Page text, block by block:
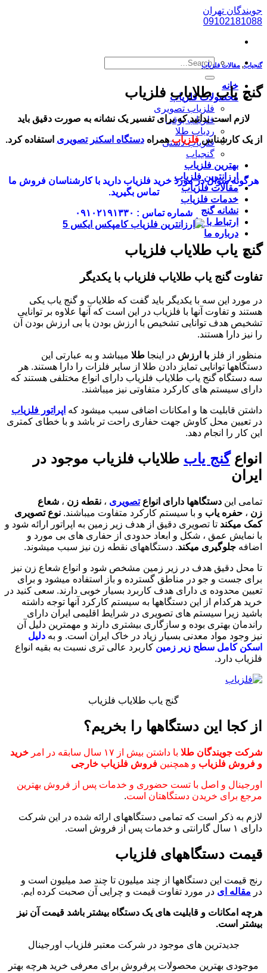
پرش
به
جویندگان تهران
09102181088
خانه
محصولات فلزیاب
فلزیاب تصویری
فلزیاب بوقی
ردیاب طلا
فلزیاب دستی
گنجیاب
بهترین فلزیاب
ارزانترین فلزیاب
مقالات فلزیاب
خدمات فلزیاب
نشانه گنج
ارتباط با ما
درباره ما
گنجیاب, مقالات فلزیاب
گنج یاب طلایاب فلزیاب
لازم است بدانید که برای تفسیر یک نشانه به صورت دقیق باید
از یک کارشناسفلزیابهمراهدستگاه اسکنر تصویری استفاده کرد.
هرگونه سوال در مورد خرید فلزیاب دارید با کارشناسان فروش ما
تماس بگیرید.
شماره تماس : ۰۹۱۰۲۱۹۱۳۳۰
گنج یاب طلایاب فلزیاب
تفاوت گنج یاب طلایاب فلزیاب با یکدیگر
در مورد این سه با یکدیگر باید گفت که طلایاب و گنج یاب یکی
هستند و تفاوت آنها با فلزیاب در این است که آنها علاوه بر توانایی
تشخیص هدف توانایی تشخیص با ارزش بودن یا بی ارزش بودن آن
را نیز دارا هستند.
منظور از فلز با ارزش در اینجا طلا میباشد و به عبارتی این
دستگاهها توانایی تمایز دادن طلا از سایر فلزات را دارا هستند. هر
سه دستگاه گنج یاب طلایاب فلزیاب دارای انواع مختلفی هستند که
دارای سیستم های کارکرد متفاوتی نیز میباشند.
داشتن قابلیت ها و امکانات اضافی سبب میشود که اپراتور فلزیاب
در تعیین محل کاوش جهت حفاری راحت تر باشد و با خطای کمتری
این کار را انجام دهد.
انواعگنج یاب طلایاب فلزیاب موجود در
ایران
تمامی این دستگاهها دارای انواعتصویری ، نقطه زن ، شعاع
زن ، حفره یاب و با سیستم کارکرد متفاوت میباشند. نوع تصویری
کمک میکند تا تصویری دقیق از هدف زیر زمین به اپراتور ارائه شود و
با نمایش عمق ، شکل و ابعاد حدودی از حفاری های بی مورد و
اضافه جلوگیری میکند. دستگاههای نقطه زن نیز سبب میشوند.
تا محل دقیق هدف در زیر زمین مشخص شود و انواع شعاع زن نیز
برای جست و جو در مناطق گسترده و باز استفاده میشود و برای
تعیین محدوده ی دارای هدف کاربرد بسیار خوبی دارند. سعی کنید در
خرید هرکدام از این دستگاهها به سیستم کارکرد آنها توجه داشته
باشید زیرا سیستم های تصویری در شرایط اقلیمی ایران دارای
راندمان بهتری بوده و سازگاری بیشتری دارند و مهمترین دلیل آن
نیز وجود مواد معدنی بسیار زیاد در خاک ایران است. و به دلیل
اسکن کامل سطح زیر زمین کاربرد عالی تری نسبت به بقیه انواع
فلزیاب دارد.
گنج یاب طلایاب فلزیاب
از کجا این دستگاهها را بخریم؟
شرکت جویندگان طلا با داشتن بیش از ۱۷ سال سابقه در امر
خرید
و فروش فلزیاب و همچنین فروش فلزیاب خارجی
اورجینال و اصل با تست حضوری و خدمات پس از فروش بهترین
مرجع برای خریدن دستگاهتان است.
لازم به ذکر است که تمامی دستگاههای ارائه شده در این شرکت
دارای ۱ سال گارانتی و خدمات پس از فروش است.
قیمت دستگاههای فلزیاب
رنج قیمت این دستگاهها از چند میلیون تا چند صد میلیون است و
در مقاله ای در مورد تفاوت قیمت و چرایی آن صحبت کرده ایم.
هرچه امکانات و قابلیت های یک دستگاه بیشتر باشد قیمت آن نیز
بیشتر است.
جدیدترین های موجود در شرکت معتبر فلزیاب اورجینال
موجودی بهترین محصولات پرفروش برای معرفی خرید هرچه بهتر